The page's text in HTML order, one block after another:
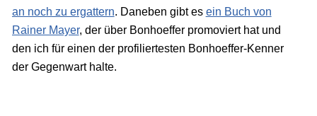
an noch zu ergattern. Daneben gibt es ein Buch von
Rainer Mayer, der über Bonhoeffer promoviert hat und
den ich für einen der profiliertesten Bonhoeffer-Kenner
der Gegenwart halte.